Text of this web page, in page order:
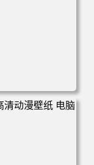
黑战记2 风息
大全